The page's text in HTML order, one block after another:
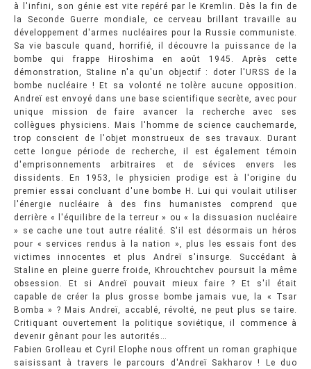
à l'infini, son génie est vite repéré par le Kremlin. Dès la fin de
la Seconde Guerre mondiale, ce cerveau brillant travaille au
développement d'armes nucléaires pour la Russie communiste.
Sa vie bascule quand, horrifié, il découvre la puissance de la
bombe qui frappe Hiroshima en août 1945. Après cette
démonstration, Staline n'a qu'un objectif : doter l'URSS de la
bombe nucléaire ! Et sa volonté ne tolère aucune opposition.
Andreï est envoyé dans une base scientifique secrète, avec pour
unique mission de faire avancer la recherche avec ses
collègues physiciens. Mais l'homme de science cauchemarde,
trop conscient de l'objet monstrueux de ses travaux. Durant
cette longue période de recherche, il est également témoin
d'emprisonnements arbitraires et de sévices envers les
dissidents. En 1953, le physicien prodige est à l'origine du
premier essai concluant d'une bombe H. Lui qui voulait utiliser
l'énergie nucléaire à des fins humanistes comprend que
derrière « l'équilibre de la terreur » ou « la dissuasion nucléaire
» se cache une tout autre réalité. S'il est désormais un héros
pour « services rendus à la nation », plus les essais font des
victimes innocentes et plus Andreï s'insurge. Succédant à
Staline en pleine guerre froide, Khrouchtchev poursuit la même
obsession. Et si Andreï pouvait mieux faire ? Et s'il était
capable de créer la plus grosse bombe jamais vue, la « Tsar
Bomba » ? Mais Andreï, accablé, révolté, ne peut plus se taire.
Critiquant ouvertement la politique soviétique, il commence à
devenir gênant pour les autorités…
Fabien Grolleau et Cyril Elophe nous offrent un roman graphique
saisissant à travers le parcours d'Andreï Sakharov ! Le duo